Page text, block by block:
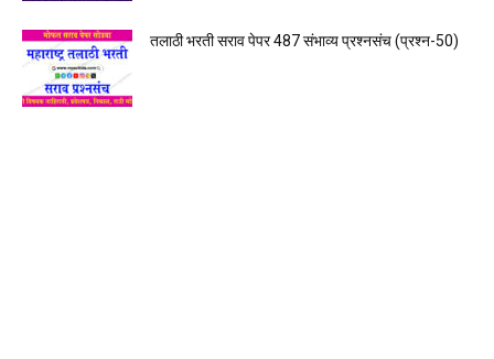
तलाठी भरती सराव पेपर 487 संभाव्य प्रश्नसंच (प्रश्न-50)